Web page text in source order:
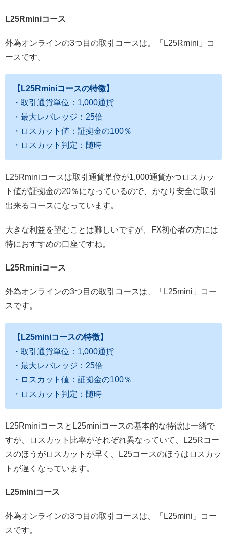
L25Rminiコース
外為オンラインの3つ目の取引コースは。「L25Rmini」コ
ースです。
【L25Rminiコースの特徴】
・取引通貨単位：1,000通貨
・最大レバレッジ：25倍
・ロスカット値：証拠金の100％
・ロスカット判定：随時
L25Rminiコースは取引通貨単位が1,000通貨かつロスカッ
ト値が証拠金の20％になっているので、かなり安全に取引
出来るコースになっています。
大きな利益を望むことは難しいですが、FX初心者の方には
特におすすめの口座ですね。
L25Rminiコース
外為オンラインの3つ目の取引コースは、「L25mini」コー
スです。
【L25miniコースの特徴】
・取引通貨単位：1,000通貨
・最大レバレッジ：25倍
・ロスカット値：証拠金の100％
・ロスカット判定：随時
L25RminiコースとL25miniコースの基本的な特徴は一緒で
すが、ロスカット比率がそれぞれ異なっていて、L25Rコー
スのほうがロスカットが早く、L25コースのほうはロスカッ
トが遅くなっています。
L25miniコース
外為オンラインの3つ目の取引コースは、「L25mini」コー
スです。